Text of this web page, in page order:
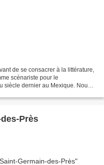
de se consacrer à la littérature,
scénariste pour le
siècle dernier au Mexique. Nous
Près